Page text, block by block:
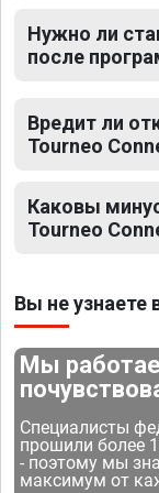
Нужно ли
после
Вредит ли
Tourneo
Каковы
Tourneo
Вы не узнаете
Мы
Специалисты
прошили более
- поэтому мы
максимум от